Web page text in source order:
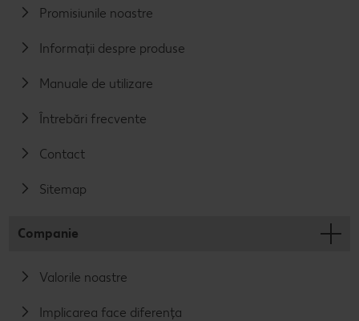
Promisiunile noastre
Informații despre produse
Manuale de utilizare
Întrebări frecvente
Contact
Sitemap
Companie
Valorile noastre
Implicarea face diferența